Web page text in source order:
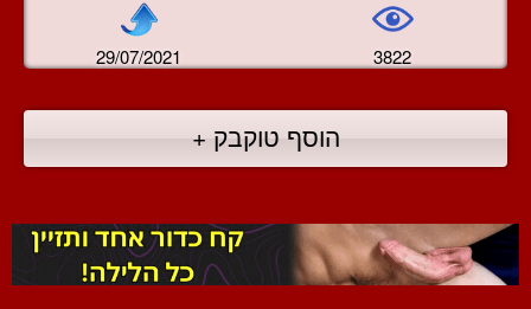
29/07/2021 3822
הוסף טוקבק +